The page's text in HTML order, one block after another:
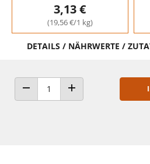
3,13 €
(19,56 €/1 kg)
DETAILS / NÄHRWERTE /
ANZAHL VERRINGERNANZAHL ERHÖHEN